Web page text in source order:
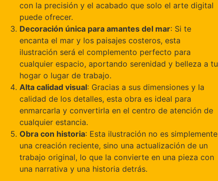
con la precisión y el acabado que solo el arte digital
puede ofrecer.
Decoración única para amantes del mar: Si te
encanta el mar y los paisajes costeros, esta
ilustración será el complemento perfecto para
cualquier espacio, aportando serenidad y belleza a tu
hogar o lugar de trabajo.
Alta calidad visual: Gracias a sus dimensiones y la
calidad de los detalles, esta obra es ideal para
enmarcarla y convertirla en el centro de atención de
cualquier estancia.
Obra con historia: Esta ilustración no es simplemente
una creación reciente, sino una actualización de un
trabajo original, lo que la convierte en una pieza con
una narrativa y una historia detrás.